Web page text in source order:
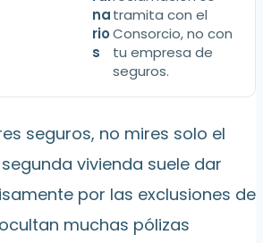
na
rio
s
tramita con el
Consorcio, no con
tu empresa de
seguros.
seguros, no mires solo el
vivienda suele dar
por las exclusiones de
muchas pólizas